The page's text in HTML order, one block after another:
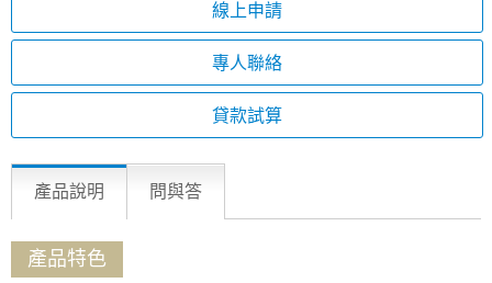
線上申請
專人聯絡
貸款試算
產品說明 問與答
產品特色